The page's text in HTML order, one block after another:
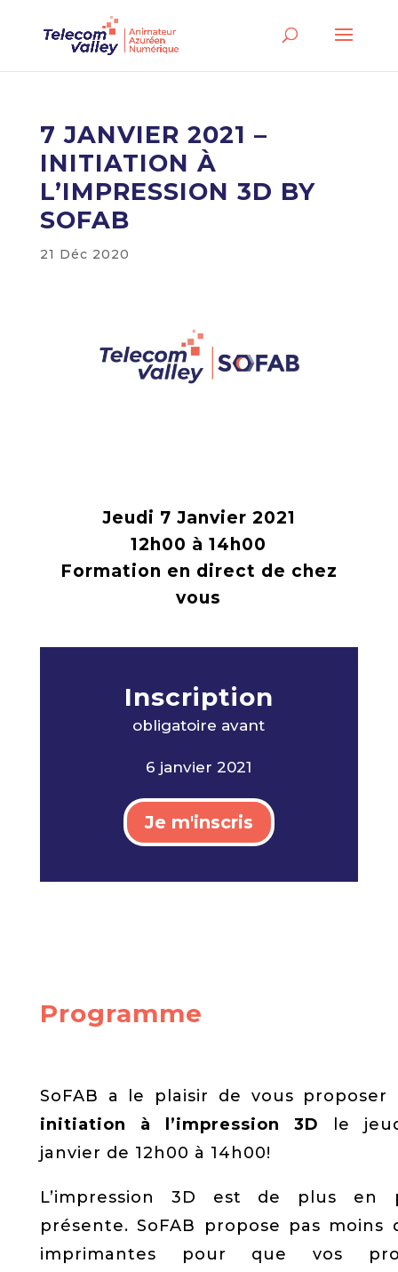
7 JANVIER 2021 –
INITIATION À
L’IMPRESSION 3D BY
SOFAB
21 Déc 2020
Jeudi 7 Janvier 2021
12h00 à 14h00
Formation en direct de chez
vous
Inscription
obligatoire avant
6 janvier 2021
Je m'inscris
Programme
SoFAB a le plaisir de vous proposer
initiation à l’impression 3D le
janvier de 12h00 à 14h00!
L’impression 3D est de plus en
présente. SoFAB propose pas moins
imprimantes pour que vos